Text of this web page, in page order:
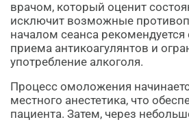
врачом, который оценит
исключит возможные
началом сеанса рекомендуется
приема антикоагулянтов и
употребление алкоголя.
Процесс омоложения
местного анестетика, что
пациента. Затем, через